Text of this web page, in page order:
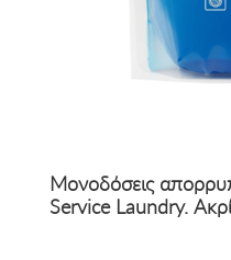
Μονοδόσεις
Service Laundry.